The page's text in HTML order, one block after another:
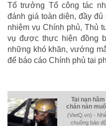
Tổ trưởng Tổ công tác
đánh giá toàn diện, đầy
nhiệm vụ Chính phủ, Thủ
vụ được thực hiện đồng
những khó khăn, vướng
để báo cáo Chính phủ tại
Tai nạn
chán nản
(VietQ.vn) -
chuông báo